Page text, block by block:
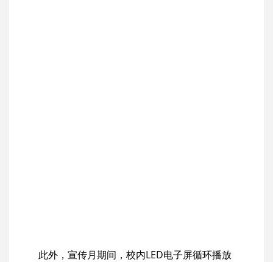
此外，宣传月期间，校内LED电子屏循环播放